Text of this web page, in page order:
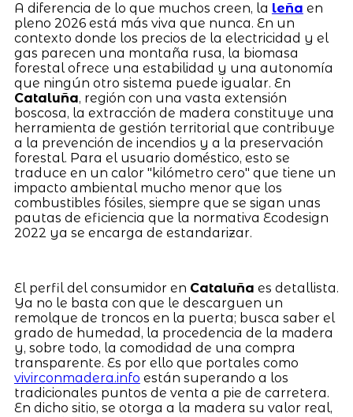
A diferencia de lo que muchos creen, la leña en
pleno 2026 está más viva que nunca. En un
contexto donde los precios de la electricidad y el
gas parecen una montaña rusa, la biomasa
forestal ofrece una estabilidad y una autonomía
que ningún otro sistema puede igualar. En
Cataluña, región con una vasta extensión
boscosa, la extracción de madera constituye una
herramienta de gestión territorial que contribuye
a la prevención de incendios y a la preservación
forestal. Para el usuario doméstico, esto se
traduce en un calor "kilómetro cero" que tiene un
impacto ambiental mucho menor que los
combustibles fósiles, siempre que se sigan unas
pautas de eficiencia que la normativa Ecodesign
2022 ya se encarga de estandarizar.
El perfil del consumidor en Cataluña es detallista.
Ya no le basta con que le descarguen un
remolque de troncos en la puerta; busca saber el
grado de humedad, la procedencia de la madera
y, sobre todo, la comodidad de una compra
transparente. Es por ello que portales como
vivirconmadera.info están superando a los
tradicionales puntos de venta a pie de carretera.
En dicho sitio, se otorga a la madera su valor real,